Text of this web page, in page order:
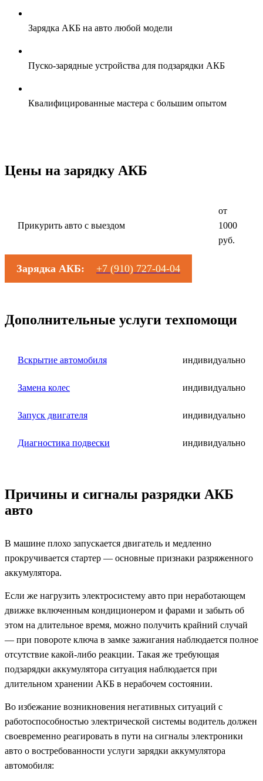
Зарядка АКБ на авто любой модели
Пуско-зарядные устройства для подзарядки АКБ
Квалифицированные мастера с большим опытом
Цены на зарядку АКБ
Прикурить авто с выездом
от
1000
руб.
Зарядка АКБ: +7 (910) 727-04-04
Дополнительные услуги техпомощи
Вскрытие автомобиля индивидуально
Замена колес индивидуально
Запуск двигателя индивидуально
Диагностика подвески индивидуально
Причины и сигналы разрядки АКБ
авто
В машине плохо запускается двигатель и медленно
прокручивается стартер — основные признаки разряженного
аккумулятора.
Если же нагрузить электросистему авто при неработающем
движке включенным кондиционером и фарами и забыть об
этом на длительное время, можно получить крайний случай
— при повороте ключа в замке зажигания наблюдается полное
отсутствие какой-либо реакции. Такая же требующая
подзарядки аккумулятора ситуация наблюдается при
длительном хранении АКБ в нерабочем состоянии.
Во избежание возникновения негативных ситуаций с
работоспособностью электрической системы водитель должен
своевременно реагировать в пути на сигналы электроники
авто о востребованности услуги зарядки аккумулятора
автомобиля: